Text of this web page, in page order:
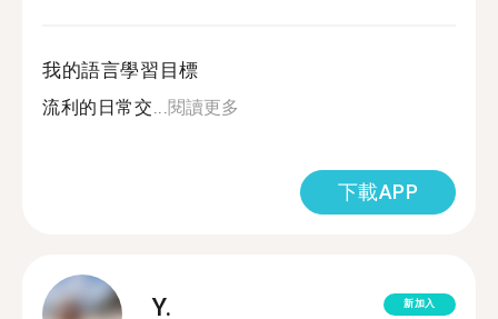
我的語言學習目標
流利的日常交...閱讀更多
下載APP
Y. 新加入